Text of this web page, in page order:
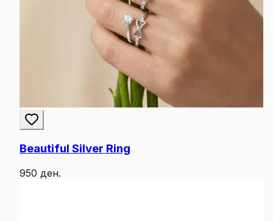
Beautiful Silver Ring
950 ден.